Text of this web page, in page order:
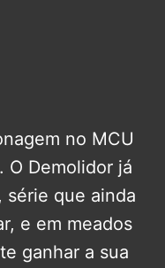
no MCU
O Demolidor já
, série que ainda
e em meados
ganhar a sua